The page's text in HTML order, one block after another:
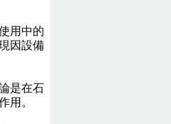
用中的
因設備
是在石
用。